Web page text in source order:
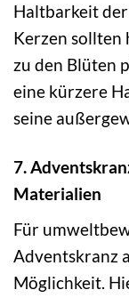
Haltbarkeit
Kerzen sollten
zu den Blüten
eine kürzere
seine
7.
Materialien
Für
Adventskranz
Möglichkeit.